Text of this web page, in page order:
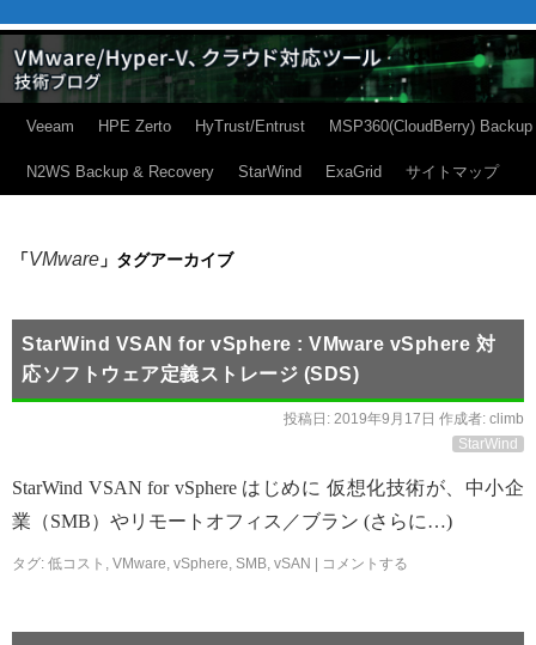
Veeam HPE Zerto HyTrust/Entrust MSP360(CloudBerry) Backup
N2WS Backup & Recovery StarWind ExaGrid サイトマップ
「VMware 」タグアーカイブ
StarWind VSAN for vSphere : VMware vSphere 対
応ソフトウェア定義ストレージ (SDS)
投稿日: 2019年9月17日 作成者: climb
StarWind
StarWind VSAN for vSphere はじめに 仮想化技術が、中小企
業（SMB）やリモートオフィス／ブラン (さらに…)
タグ: 低コスト , VMware, vSphere, SMB, vSAN コメントする